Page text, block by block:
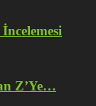
Z’Ye…